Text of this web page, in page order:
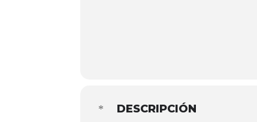
DESCRIPCIÓN